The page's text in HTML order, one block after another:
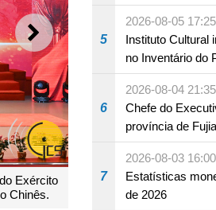
SEGUINTE
Educação
5
2026-08-05 17:25
Instituto Cultural
no Inventário do
6
2026-08-04 21:35
Chefe do
província de
em Fuzhou
7
2026-08-03 16:00
Estatísticas
de 2026